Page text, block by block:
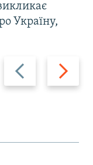
Назад Вперед
Україну,